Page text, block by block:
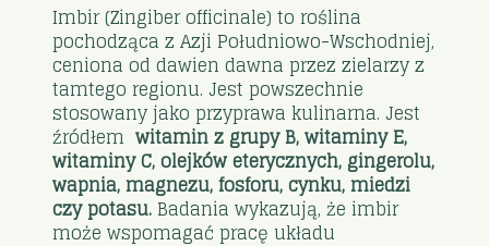
Imbir (Zingiber officinale) to roślina
pochodząca z Azji Południowo-Wschodniej,
ceniona od dawien dawna przez zielarzy z
tamtego regionu. Jest powszechnie
stosowany jako przyprawa kulinarna. Jest
źródłemwitamin z grupy B, witaminy E,
witaminy C, olejków eterycznych, gingerolu,
wapnia, magnezu, fosforu, cynku, miedzi
czy potasu. Badania wykazują, że imbir
może wspomagać pracę układu